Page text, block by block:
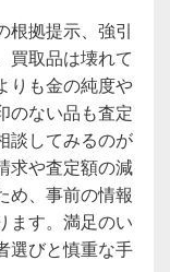
根拠提示、強引
買取品は壊れて
りも金の純度や
のない品も査定
談してみるのが
求や査定額の減
め、事前の情報
ます。満足のい
選びと慎重な手